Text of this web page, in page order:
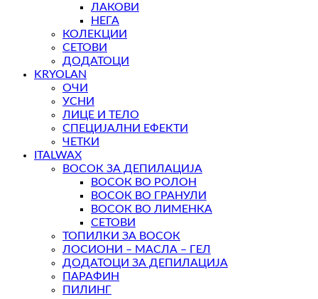
ЛАКОВИ
НЕГА
КОЛЕКЦИИ
СЕТОВИ
ДОДАТОЦИ
KRYOLAN
ОЧИ
УСНИ
ЛИЦЕ И ТЕЛО
СПЕЦИЈАЛНИ ЕФЕКТИ
ЧЕТКИ
ITALWAX
ВОСОК ЗА ДЕПИЛАЦИЈА
ВОСОК ВО РОЛОН
ВОСОК ВО ГРАНУЛИ
ВОСОК ВО ЛИМЕНКА
СЕТОВИ
ТОПИЛКИ ЗА ВОСОК
ЛОСИОНИ – МАСЛА – ГЕЛ
ДОДАТОЦИ ЗА ДЕПИЛАЦИЈА
ПАРАФИН
ПИЛИНГ